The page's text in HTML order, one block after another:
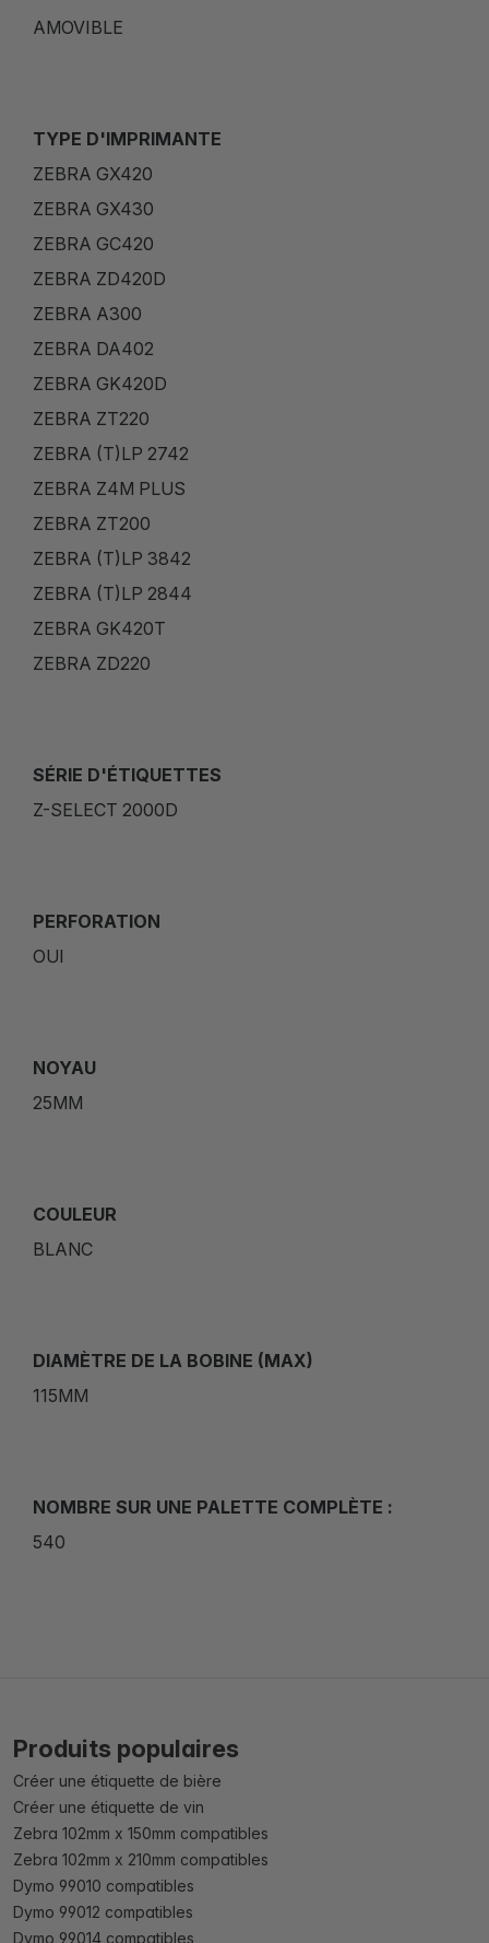
AMOVIBLE
TYPE D'IMPRIMANTE
ZEBRA GX420
ZEBRA GX430
ZEBRA GC420
ZEBRA ZD420D
ZEBRA A300
ZEBRA DA402
ZEBRA GK420D
ZEBRA ZT220
ZEBRA (T)LP 2742
ZEBRA Z4M PLUS
ZEBRA ZT200
ZEBRA (T)LP 3842
ZEBRA (T)LP 2844
ZEBRA GK420T
ZEBRA ZD220
SÉRIE D'ÉTIQUETTES
Z-SELECT 2000D
PERFORATION
OUI
NOYAU
25MM
COULEUR
BLANC
DIAMÈTRE DE LA BOBINE (MAX)
115MM
NOMBRE SUR UNE PALETTE COMPLÈTE :
540
Produits populaires
Créer une étiquette de bière
Créer une étiquette de vin
Zebra 102mm x 150mm compatibles
Zebra 102mm x 210mm compatibles
Dymo 99010 compatibles
Dymo 99012 compatibles
Dymo 99014 compatibles